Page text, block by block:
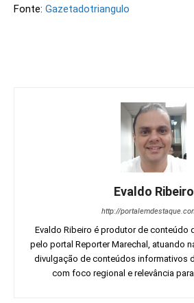
Fonte: Gazetadotriangulo
Evaldo Ribeiro
http://
Evaldo Ribeiro é produtor de conteúdo
pelo portal Reporter Marechal, atuando
divulgação de conteúdos informativos
com foco regional e relevância